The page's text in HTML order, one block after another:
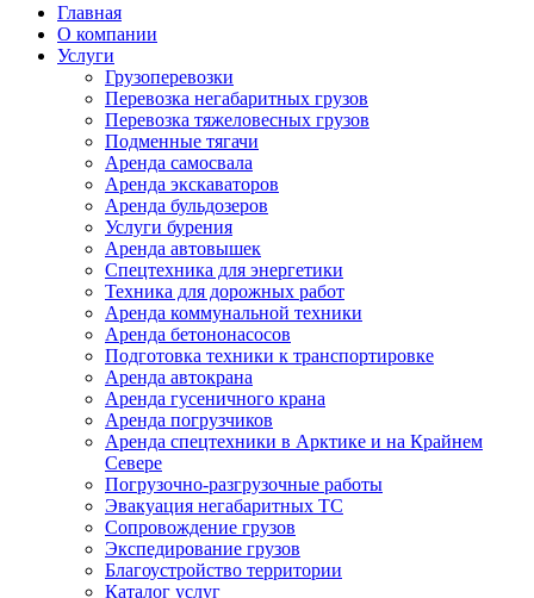
Главная
О компании
Услуги
Грузоперевозки
Перевозка негабаритных грузов
Перевозка тяжеловесных грузов
Подменные тягачи
Аренда самосвала
Аренда экскаваторов
Аренда бульдозеров
Услуги бурения
Аренда автовышек
Спецтехника для энергетики
Техника для дорожных работ
Аренда коммунальной техники
Аренда бетононасосов
Подготовка техники к транспортировке
Аренда автокрана
Аренда гусеничного крана
Аренда погрузчиков
Аренда спецтехники в Арктике и на Крайнем
Севере
Погрузочно-разгрузочные работы
Эвакуация негабаритных ТС
Сопровождение грузов
Экспедирование грузов
Благоустройство территории
Каталог услуг